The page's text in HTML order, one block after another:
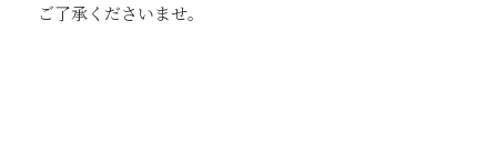
ご了承くださいませ。